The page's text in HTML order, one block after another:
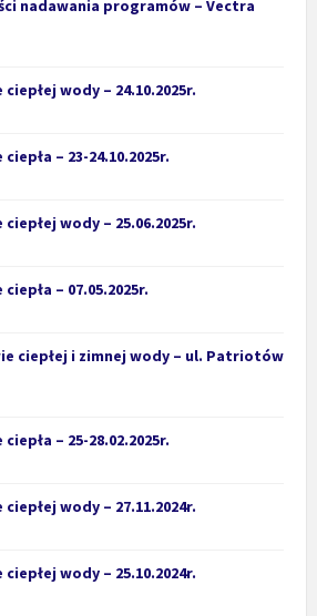
nadawania programów – Vectra
wody – 24.10.2025r.
– 23-24.10.2025r.
wody – 25.06.2025r.
– 07.05.2025r.
ciepłej i zimnej wody – ul. Patriotów
– 25-28.02.2025r.
wody – 27.11.2024r.
wody – 25.10.2024r.